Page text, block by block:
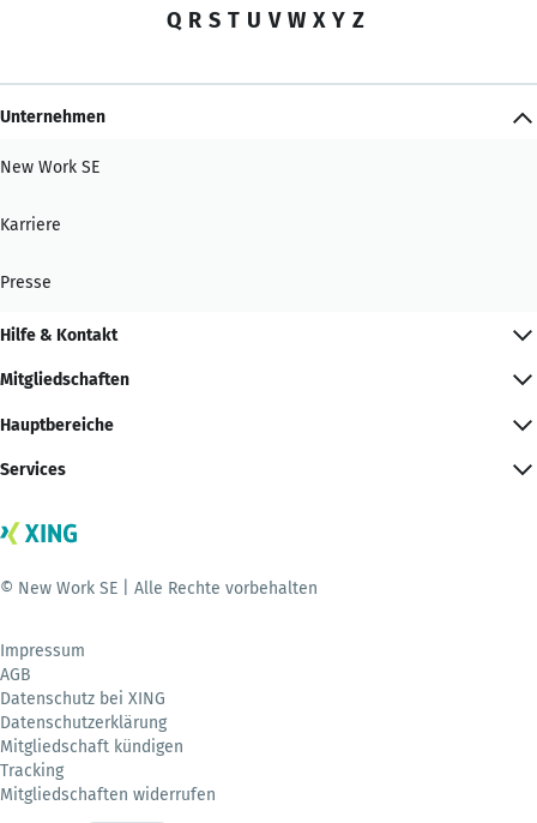
Q R S T U V W X Y Z
Unternehmen
New Work SE
Karriere
Presse
Hilfe & Kontakt
Mitgliedschaften
Hauptbereiche
Services
© New Work SE | Alle Rechte vorbehalten
Impressum
AGB
Datenschutz bei XING
Datenschutzerklärung
Mitgliedschaft kündigen
Tracking
Mitgliedschaften widerrufen